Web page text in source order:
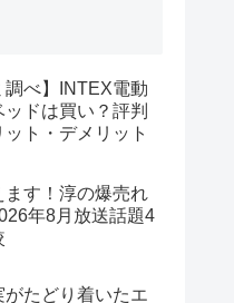
調べ】INTEX電動
ッドは買い？評判
ト・デメリット
ます！淳の爆売れ
年8月放送話題4
がたどり着いたエ